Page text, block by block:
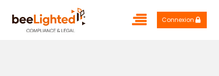
Connexion